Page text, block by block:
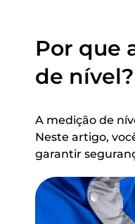
Por que
de nível?
A medição de
Neste artigo,
garantir